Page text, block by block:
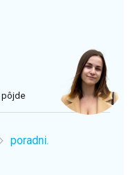
pôjde
poradni.